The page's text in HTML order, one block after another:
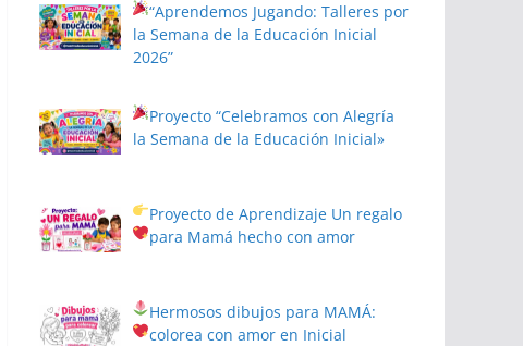
“Aprendemos Jugando: Talleres por
la Semana de la Educación Inicial
2026”
Proyecto“Celebramos con Alegría
la Semana de la Educación Inicial»
Proyecto de Aprendizaje Un regalo
para Mamá hecho con amor
Hermosos dibujos para MAMÁ:
colorea con amor en Inicial